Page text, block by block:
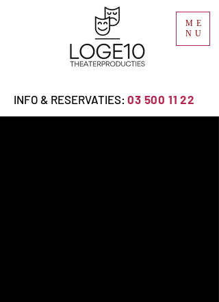
ME
NU
INFO & RESERVATIES: 03 500 11 22